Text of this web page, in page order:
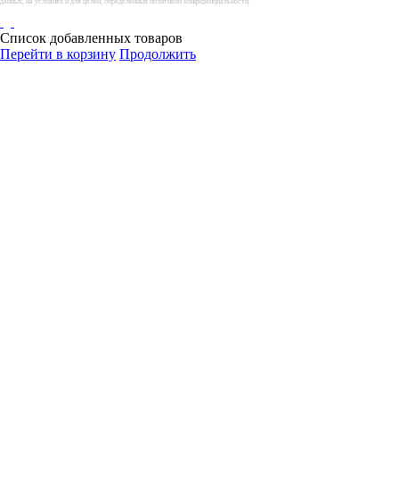
Список добавленных товаров
Перейти в корзину Продолжить